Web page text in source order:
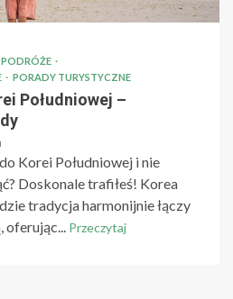
PODRÓŻE
PORADY TURYSTYCZNE
Południowej –
Korei Południowej i nie
Doskonale trafiłeś! Korea
tradycja harmonijnie łączy
Przeczytaj